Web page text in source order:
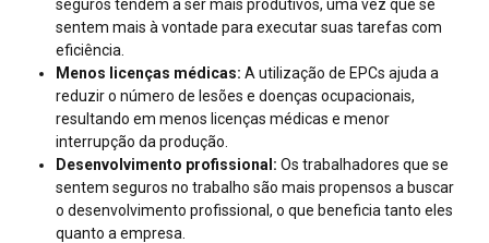
seguros tendem a ser mais produtivos, uma vez que se
sentem mais à vontade para executar suas tarefas com
eficiência.
Menos licenças médicas: A utilização de EPCs ajuda a
reduzir o número de lesões e doenças ocupacionais,
resultando em menos licenças médicas e menor
interrupção da produção.
Desenvolvimento profissional: Os trabalhadores que se
sentem seguros no trabalho são mais propensos a buscar
o desenvolvimento profissional, o que beneficia tanto eles
quanto a empresa.